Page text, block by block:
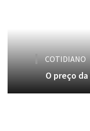
COTIDIANO
O preço